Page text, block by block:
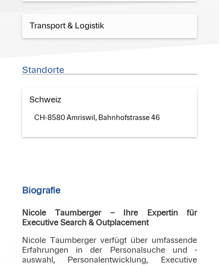
Transport & Logistik
Standorte
Schweiz
CH-8580 Amriswil, Bahnhofstrasse 46
Biografie
Nicole Taumberger – Ihre Expertin für
Executive Search & Outplacement
Nicole Taumberger verfügt über umfassende
Erfahrungen in der Personalsuche und -
auswahl, Personalentwicklung, Executive